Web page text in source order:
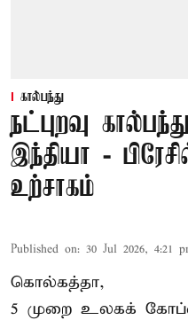
கால்பந்து
நட்புறவு
இந்தியா -
உற்சாகம்
Published on: 30 Jul 2026, 4:21
கொல்கத்தா,
5 முறை உலகக்